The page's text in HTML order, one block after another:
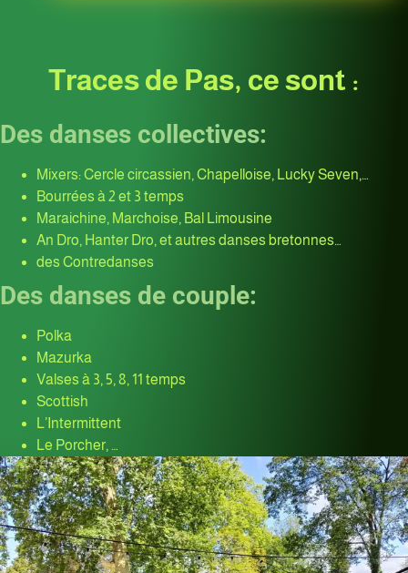
Traces de Pas, ce sont :
Des danses collectives:
Mixers: Cercle circassien, Chapelloise, Lucky Seven,…
Bourrées à 2 et 3 temps
Maraichine, Marchoise, Bal Limousine
An Dro, Hanter Dro, et autres danses bretonnes…
des Contredanses
Des danses de couple:
Polka
Mazurka
Valses à 3, 5, 8, 11 temps
Scottish
L’Intermittent
Le Porcher, …